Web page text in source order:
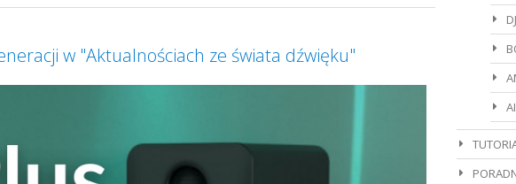
w "Aktualnościach ze świata dźwięku"